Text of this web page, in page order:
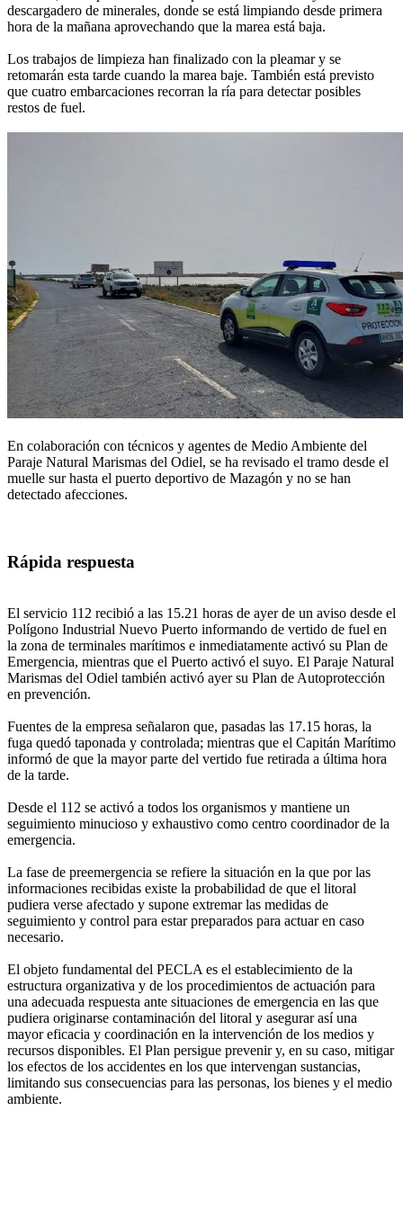
descargadero de minerales, donde se está limpiando desde primera
hora de la mañana aprovechando que la marea está baja.
Los trabajos de limpieza han finalizado con la pleamar y se
retomarán esta tarde cuando la marea baje. También está previsto
que cuatro embarcaciones recorran la ría para detectar posibles
restos de fuel.
En colaboración con técnicos y agentes de Medio Ambiente del
Paraje Natural Marismas del Odiel, se ha revisado el tramo desde el
muelle sur hasta el puerto deportivo de Mazagón y no se han
detectado afecciones.
Rápida respuesta
El servicio 112 recibió a las 15.21 horas de ayer de un aviso desde el
Polígono Industrial Nuevo Puerto informando de vertido de fuel en
la zona de terminales marítimos e inmediatamente activó su Plan de
Emergencia, mientras que el Puerto activó el suyo. El Paraje Natural
Marismas del Odiel también activó ayer su Plan de Autoprotección
en prevención.
Fuentes de la empresa señalaron que, pasadas las 17.15 horas, la
fuga quedó taponada y controlada; mientras que el Capitán Marítimo
informó de que la mayor parte del vertido fue retirada a última hora
de la tarde.
Desde el 112 se activó a todos los organismos y mantiene un
seguimiento minucioso y exhaustivo como centro coordinador de la
emergencia.
La fase de preemergencia se refiere la situación en la que por las
informaciones recibidas existe la probabilidad de que el litoral
pudiera verse afectado y supone extremar las medidas de
seguimiento y control para estar preparados para actuar en caso
necesario.
El objeto fundamental del PECLA es el establecimiento de la
estructura organizativa y de los procedimientos de actuación para
una adecuada respuesta ante situaciones de emergencia en las que
pudiera originarse contaminación del litoral y asegurar así una
mayor eficacia y coordinación en la intervención de los medios y
recursos disponibles. El Plan persigue prevenir y, en su caso, mitigar
los efectos de los accidentes en los que intervengan sustancias,
limitando sus consecuencias para las personas, los bienes y el medio
ambiente.